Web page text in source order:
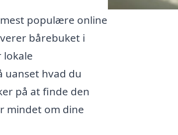
populære online
bårebuket i
lokale
uanset hvad du
på at finde den
mindet om dine